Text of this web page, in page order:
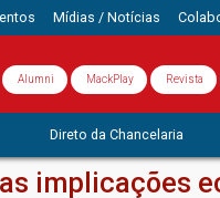
Mídias / Notícias
Alumni MackPlay Revista
Direto da Chancelaria
implicações